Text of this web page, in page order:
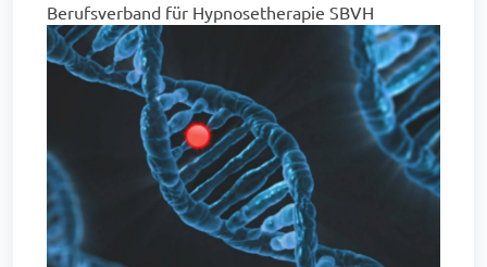
Berufsverband für Hypnosetherapie SBVH